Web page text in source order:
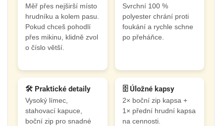
Měř přes nejširší místo
hrudníku a kolem pasu.
Pokud chceš pohodlí
přes mikinu, klidně zvol
o číslo větší.
Svrchní 100 %
polyester chrání proti
foukání a rychle schne
po přeháňce.
🛠️ Praktické detaily
Vysoký límec,
stahovací kapuce,
boční zip pro snadné
🗄️ Úložné kapsy
2× boční zip kapsa +
1× přední hrudní kapsa
na cennosti.